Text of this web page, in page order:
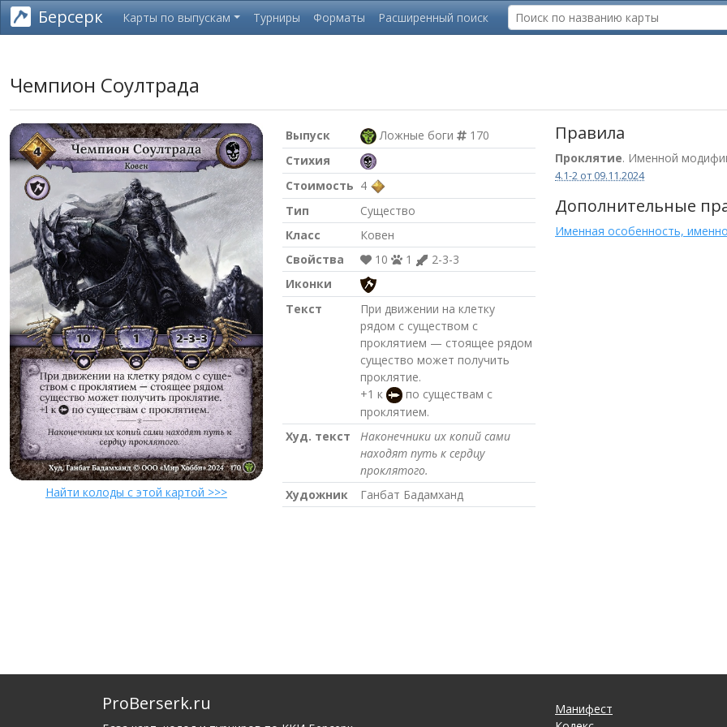
Берсерк Карты по выпускам Турниры Форматы Расширенный поиск
Чемпион Соултрада
Найти колоды с этой картой >>>
Выпуск Ложные боги
170
Стихия
Стоимость 4
Тип
Существо
Класс
Ковен
Свойства
10 1
2-3-3
Иконки
Текст
При движении на клетку
рядом с существом с
проклятием — стоящее рядом
существо может получить
проклятие.
+1 к
по существам с
проклятием.
Худ. текст
Наконечники их копий сами
находят путь к сердцу
проклятого.
Художник
Ганбат Бадамханд
Правила
Проклятие. Именной
4.1-2 от 09.11.2024
Дополнительные
Именная особенность,
ProBerserk.ru
Манифест